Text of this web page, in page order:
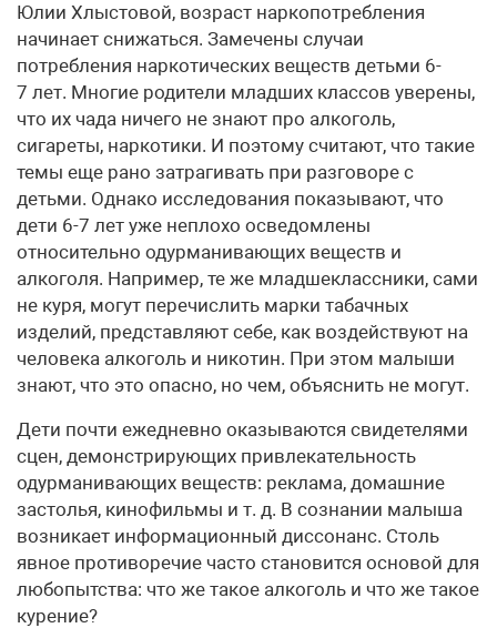
Юлии Хлыстовой, возраст наркопотребления
начинает снижаться. Замечены случаи
потребления наркотических веществ детьми 6-
7 лет. Многие родители младших классов уверены,
что их чада ничего не знают про алкоголь,
сигареты, наркотики. И поэтому считают, что такие
темы еще рано затрагивать при разговоре с
детьми. Однако исследования показывают, что
дети 6-7 лет уже неплохо осведомлены
относительно одурманивающих веществ и
алкоголя. Например, те же младшеклассники, сами
не куря, могут перечислить марки табачных
изделий, представляют себе, как воздействуют на
человека алкоголь и никотин. При этом малыши
знают, что это опасно, но чем, объяснить не могут.
Дети почти ежедневно оказываются свидетелями
сцен, демонстрирующих привлекательность
одурманивающих веществ: реклама, домашние
застолья, кинофильмы и т. д. В сознании малыша
возникает информационный диссонанс. Столь
явное противоречие часто становится основой для
любопытства: что же такое алкоголь и что же такое
курение?